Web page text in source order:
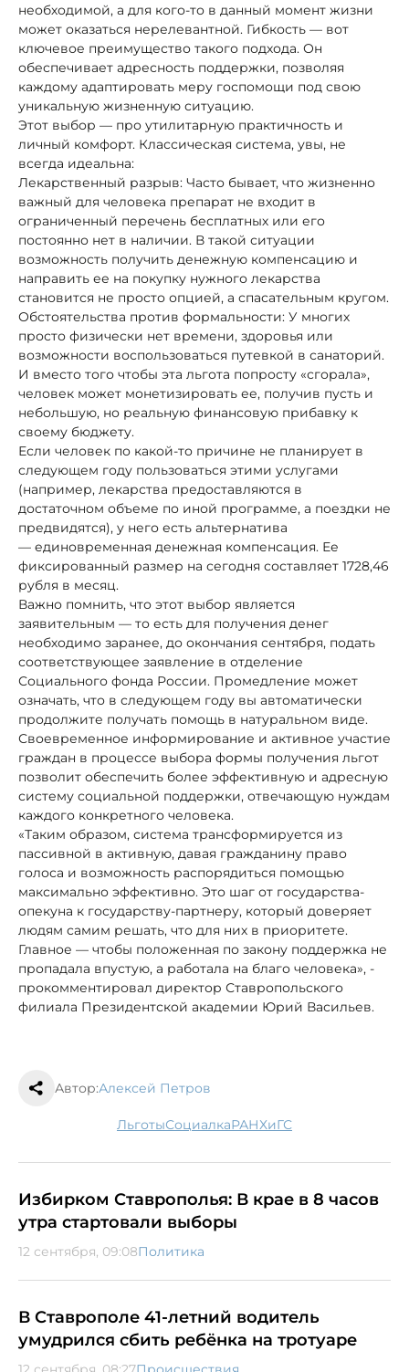
необходимой, а для кого-то в данный момент жизни
может оказаться нерелевантной. Гибкость — вот
ключевое преимущество такого подхода. Он
обеспечивает адресность поддержки, позволяя
каждому адаптировать меру госпомощи под свою
уникальную жизненную ситуацию.
Этот выбор — про утилитарную практичность и
личный комфорт. Классическая система, увы, не
всегда идеальна:
Лекарственный разрыв: Часто бывает, что жизненно
важный для человека препарат не входит в
ограниченный перечень бесплатных или его
постоянно нет в наличии. В такой ситуации
возможность получить денежную компенсацию и
направить ее на покупку нужного лекарства
становится не просто опцией, а спасательным кругом.
Обстоятельства против формальности: У многих
просто физически нет времени, здоровья или
возможности воспользоваться путевкой в санаторий.
И вместо того чтобы эта льгота попросту «сгорала»,
человек может монетизировать ее, получив пусть и
небольшую, но реальную финансовую прибавку к
своему бюджету.
Если человек по какой-то причине не планирует в
следующем году пользоваться этими услугами
(например, лекарства предоставляются в
достаточном объеме по иной программе, а поездки не
предвидятся), у него есть альтернатива
— единовременная денежная компенсация. Ее
фиксированный размер на сегодня составляет 1728,46
рубля в месяц.
Важно помнить, что этот выбор является
заявительным — то есть для получения денег
необходимо заранее, до окончания сентября, подать
соответствующее заявление в отделение
Социального фонда России. Промедление может
означать, что в следующем году вы автоматически
продолжите получать помощь в натуральном виде.
Своевременное информирование и активное участие
граждан в процессе выбора формы получения льгот
позволит обеспечить более эффективную и адресную
систему социальной поддержки, отвечающую нуждам
каждого конкретного человека.
«Таким образом, система трансформируется из
пассивной в активную, давая гражданину право
голоса и возможность распорядиться помощью
максимально эффективно. Это шаг от государства-
опекуна к государству-партнеру, который доверяет
людям самим решать, что для них в приоритете.
Главное — чтобы положенная по закону поддержка не
пропадала впустую, а работала на благо человека», -
прокомментировал директор Ставропольского
филиала Президентской академии Юрий Васильев.
Автор:Алексей Петров
льготы социалка РАНХиГС
Избирком Ставрополья: В крае в 8 часов
утра стартовали выборы
12 сентября, 09:08Политика
В Ставрополе 41-летний водитель
умудрился сбить ребёнка на тротуаре